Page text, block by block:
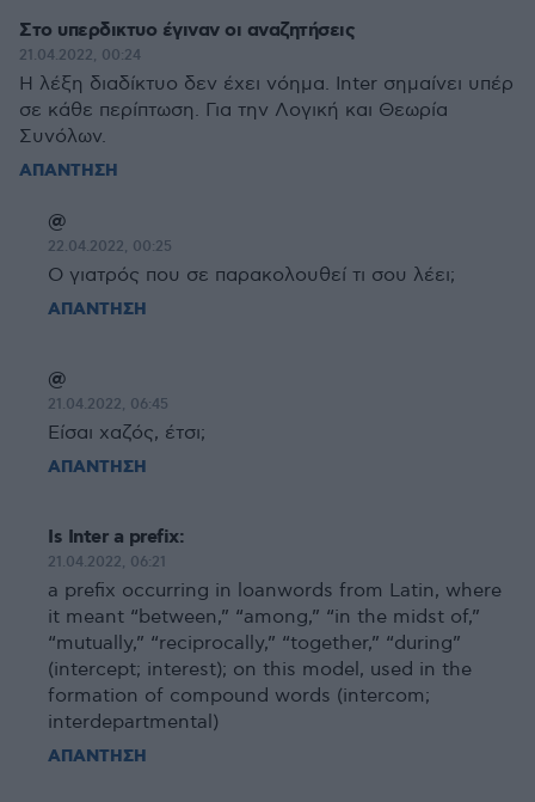
Στο υπερδικτυο έγιναν οι αναζητήσεις
21.04.2022, 00:24
Η λέξη διαδίκτυο δεν έχει νόημα. Inter σημαίνει υπέρ
σε κάθε περίπτωση. Για την Λογική και Θεωρία
Συνόλων.
ΑΠΑΝΤΗΣΗ
@
22.04.2022, 00:25
Ο γιατρός που σε παρακολουθεί τι σου λέει;
ΑΠΑΝΤΗΣΗ
@
21.04.2022, 06:45
Είσαι χαζός, έτσι;
ΑΠΑΝΤΗΣΗ
Is Inter a prefix:
21.04.2022, 06:21
a prefix occurring in loanwords from Latin, where
it meant “between,” “among,” “in the midst of,”
“mutually,” “reciprocally,” “together,” “during”
(intercept; interest); on this model, used in the
formation of compound words (intercom;
interdepartmental)
ΑΠΑΝΤΗΣΗ